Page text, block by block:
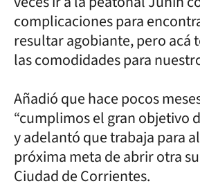
complicaciones para
resultar agobiante, pero acá
las comodidades para
Añadió que hace pocos
“cumplimos el gran objetivo
y adelantó que trabaja para
próxima meta de abrir otra
Ciudad de Corrientes.